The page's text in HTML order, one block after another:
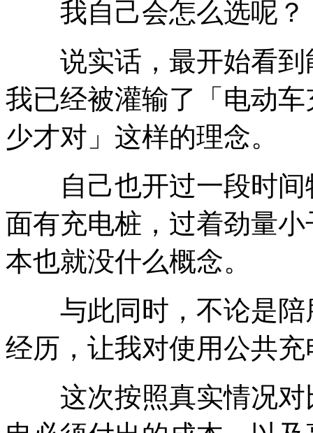
我自己会怎么选呢？
说实话，最开始看到
我已经被灌输了「电动
少才对」这样的理念。
自己也开过一段时间
面有充电桩，过着劲量
本也就没什么概念。
与此同时，不论是陪
经历，让我对使用公共
这次按照真实情况对